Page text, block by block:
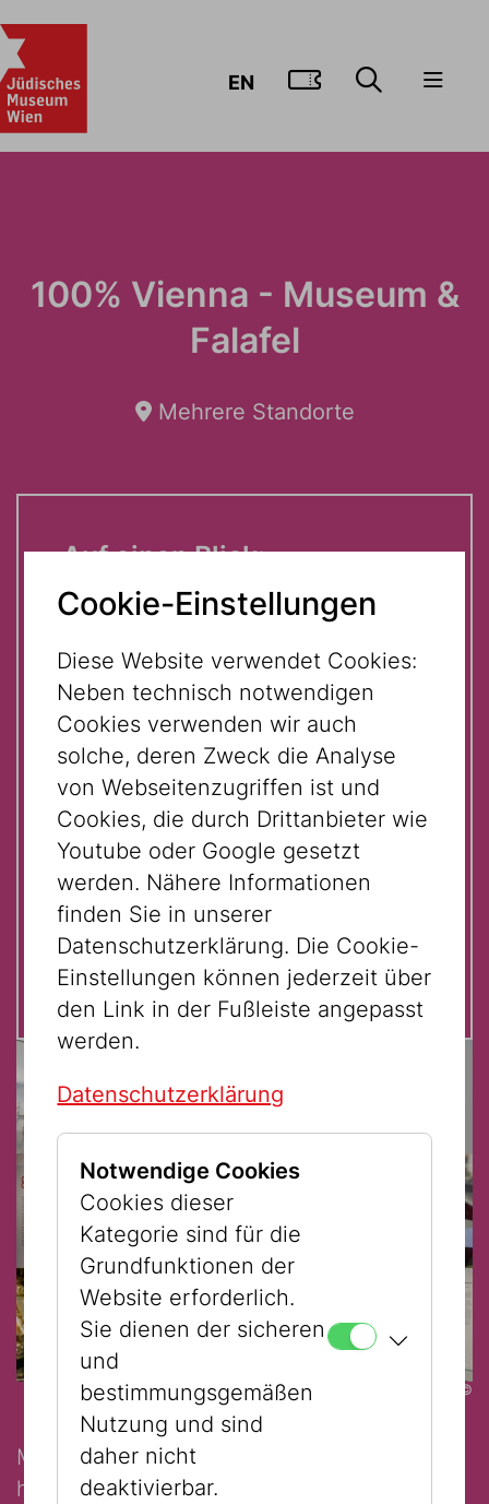
EN ZUM
100% Vienna - Museum &
Falafel
Mehrere Standorte
Auf einen Blick:
Anmeldung/Buchung:
09.08.2026 | 11:00 UHR
16.08.2026 | 11:00 UHR
23.08.2026 | 11:00 UHR
30.08.2026 | 11:00 UHR
©
Make the most of your time in Vienna -
history, culture, and great food in one
Cookie-Einstellungen
Diese Website verwendet Cookies:
Neben technisch notwendigen
Cookies verwenden wir auch
solche, deren Zweck die Analyse
von Webseitenzugriffen ist und
Cookies, die durch Drittanbieter wie
Youtube oder Google gesetzt
werden. Nähere Informationen
finden Sie in unserer
Datenschutzerklärung. Die Cookie-
Einstellungen können jederzeit über
den Link in der Fußleiste angepasst
werden.
Datenschutzerklärung
Notwendige Cookies
Cookies dieser
Kategorie sind für die
Grundfunktionen der
Website erforderlich.
Sie dienen der sicheren
und
bestimmungsgemäßen
Nutzung und sind
daher nicht
deaktivierbar.